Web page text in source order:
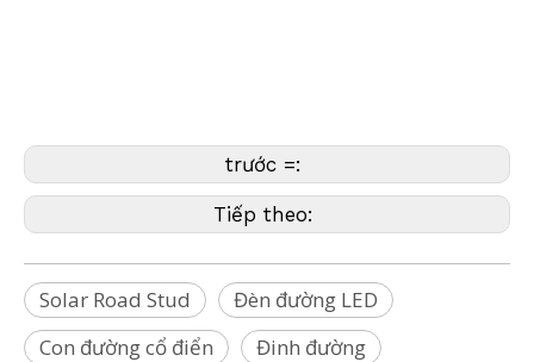
trước =:
Tiếp theo:
Solar Road Stud
Đèn đường LED
Con đường cổ điển
Đinh đường